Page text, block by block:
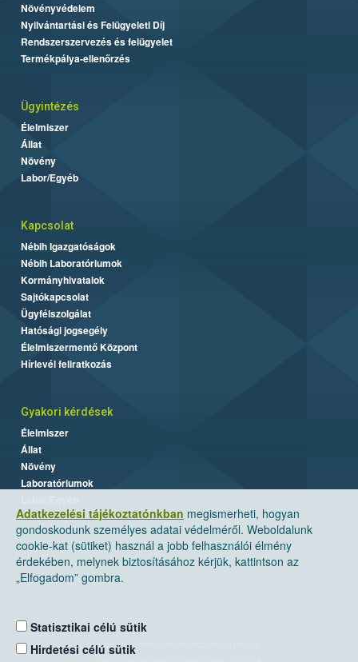
Adatkezelési tájékoztatónkban megismerheti, hogyan
gondoskodunk személyes adatai védelméről. Weboldalunk
cookie-kat (sütiket) használ a jobb felhasználói élmény
érdekében, melynek biztosításához kérjük, kattintson az
„Elfogadom” gombra.
Statisztikai célú sütik
Hirdetési célú sütik
Növényvédelem
Nyilvántartási és Felügyeleti Díj
Rendszerszervezés és felügyelet
Termékpálya-ellenőrzés
Ügyintézés
Élelmiszer
Állat
Növény
Labor/Egyéb
Kapcsolat
Nébih Igazgatóságok
Nébih Laboratóriumok
Kormányhivatalok
Sajtókapcsolat
Ügyfélszolgálat
Hatósági jogsegély
Élelmiszermentő Központ
Hírlevél feliratkozás
Gyakori kérdések
Élelmiszer
Állat
Növény
Laboratóriumok
Nemzeti Élelmiszerlánc-biztonsági Hivatal